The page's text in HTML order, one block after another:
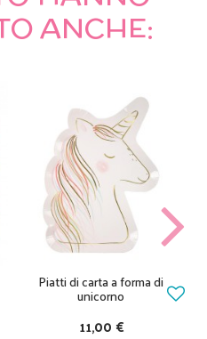
ANCHE:
Piatti di carta a forma di
unicorno
11,00 €